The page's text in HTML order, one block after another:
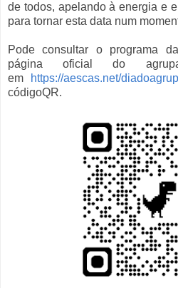
de todos, apelando à energia e
para tornar esta data num
Pode consultar o programa
página oficial do
em https://aescas.net/
códigoQR.